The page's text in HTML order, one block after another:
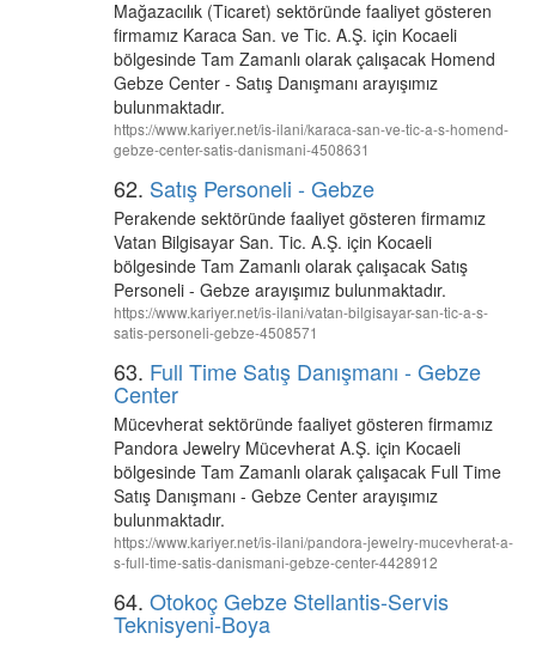
Mağazacılık (Ticaret) sektöründe faaliyet gösteren
firmamız Karaca San. ve Tic. A.Ş. için Kocaeli
bölgesinde Tam Zamanlı olarak çalışacak Homend
Gebze Center - Satış Danışmanı arayışımız
bulunmaktadır.
https://www.kariyer.net/is-ilani/karaca-san-ve-tic-a-s-homend-
gebze-center-satis-danismani-4508631
62. Satış Personeli - Gebze
Perakende sektöründe faaliyet gösteren firmamız
Vatan Bilgisayar San. Tic. A.Ş. için Kocaeli
bölgesinde Tam Zamanlı olarak çalışacak Satış
Personeli - Gebze arayışımız bulunmaktadır.
https://www.kariyer.net/is-ilani/vatan-bilgisayar-san-tic-a-s-
satis-personeli-gebze-4508571
63. Full Time Satış Danışmanı - Gebze
Center
Mücevherat sektöründe faaliyet gösteren firmamız
Pandora Jewelry Mücevherat A.Ş. için Kocaeli
bölgesinde Tam Zamanlı olarak çalışacak Full Time
Satış Danışmanı - Gebze Center arayışımız
bulunmaktadır.
https://www.kariyer.net/is-ilani/pandora-jewelry-mucevherat-a-
s-full-time-satis-danismani-gebze-center-4428912
64. Otokoç Gebze Stellantis-Servis
Teknisyeni-Boya